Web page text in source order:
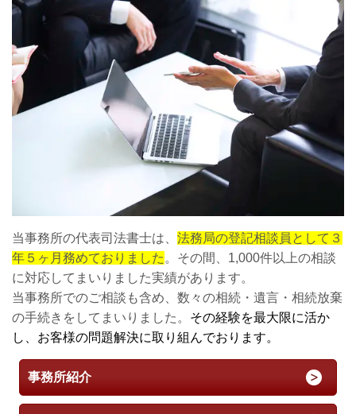
当事務所の代表司法書士は、 法務局の登記相談員として３
年５ヶ月務めておりました。その間、1,000件以上の相談
に対応してまいりました実績があります。
当事務所でのご相談も含め、数々の相続・遺言・相続放棄
の手続きをしてまいりました。 その経験を最大限に活か
し、お客様の問題解決に取り組んでおります。
事務所紹介